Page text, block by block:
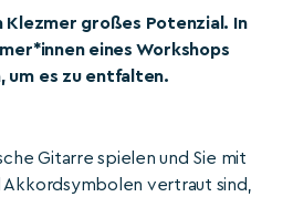
großes Potenzial. In
eines Workshops
um es zu entfalten.
Gitarre spielen und Sie mit
Akkordsymbolen vertraut sind,